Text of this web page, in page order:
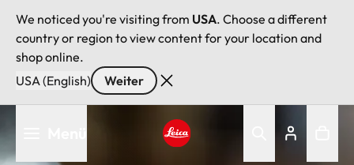
We noticed you're visiting from USA. Choose a different
country or region to view content for your location and
shop online.
USA (English)
Weiter
zum
Inhalt